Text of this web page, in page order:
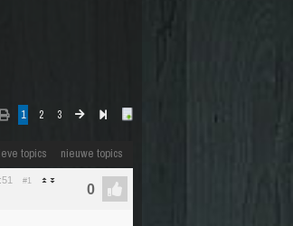
1 2 3
topics nieuwe topics
:51 #1